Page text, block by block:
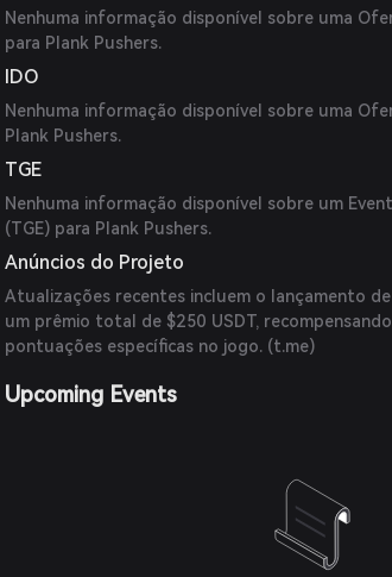
Nenhuma informação disponível sobre uma
para Plank Pushers.
IDO
Nenhuma informação disponível sobre uma
Plank Pushers.
TGE
Nenhuma informação disponível sobre um
(TGE) para Plank Pushers.
Anúncios do Projeto
Atualizações recentes incluem o lançamento
um prêmio total de $250 USDT,
pontuações específicas no jogo. (t.me)
Upcoming Events